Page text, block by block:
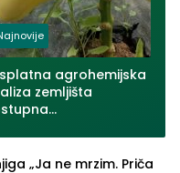
agrohemijska
zemljišta
„Ja ne mrzim. Priča